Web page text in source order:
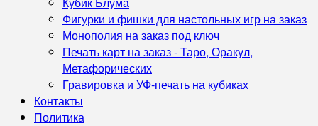
Фигурки и фишки для настольных игр на заказ
Монополия на заказ под ключ
Печать карт на заказ - Таро, Оракул,
Метафорических
Гравировка и УФ‑печать на кубиках
Контакты
Политика